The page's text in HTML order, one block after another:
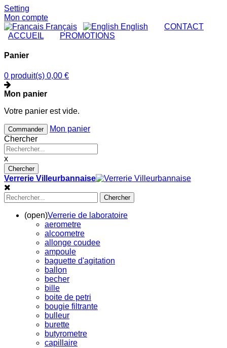
Setting
Mon compte
Français
English CONTACT
ACCUEIL
PROMOTIONS
Panier
0 produit(s) 0,00 €
Mon panier
Votre panier est vide.
Commander
Mon panier
Chercher
x
Chercher
Verrerie Villeurbannaise
Chercher
(open)Verrerie de laboratoire
aerometre
alcoometre
allonge coudee
ampoule
baguette d'agitation
ballon
becher
bille
boite de petri
bougie filtrante
bulleur
burette
butyrometre
capillaire